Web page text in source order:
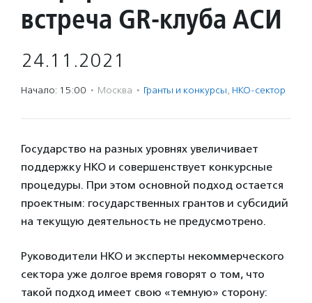
встреча GR-клуба АСИ
24.11.2021
Начало: 15:00 · Москва · Гранты и конкурсы, НКО-сектор
Государство на разных уровнях увеличивает
поддержку НКО и совершенствует конкурсные
процедуры. При этом основной подход остается
проектным: государственных грантов и субсидий
на текущую деятельность не предусмотрено.
Руководители НКО и эксперты некоммерческого
сектора уже долгое время говорят о том, что
такой подход имеет свою «темную» сторону: